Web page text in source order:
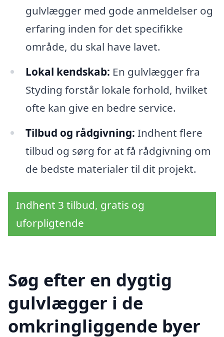
gulvlægger med gode anmeldelser og
erfaring inden for det specifikke
område, du skal have lavet.
Lokal kendskab: En gulvlægger fra
Styding forstår lokale forhold, hvilket
ofte kan give en bedre service.
Tilbud og rådgivning: Indhent flere
tilbud og sørg for at få rådgivning om
de bedste materialer til dit projekt.
Indhent 3 tilbud, gratis og
uforpligtende
Søg efter en dygtig
gulvlægger i de
omkringliggende byer